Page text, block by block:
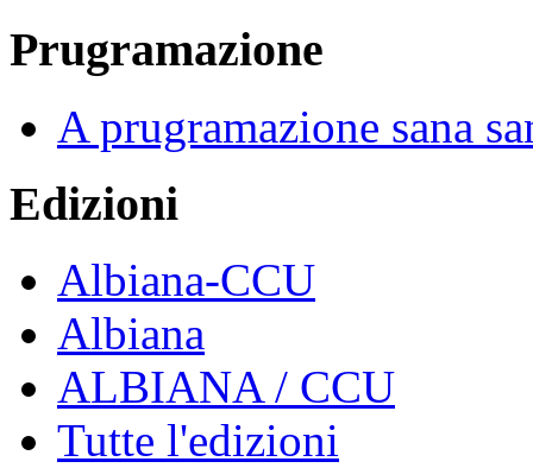
Prugramazione
A prugramazione sana
Edizioni
Albiana-CCU
Albiana
ALBIANA / CCU
Tutte l'edizioni